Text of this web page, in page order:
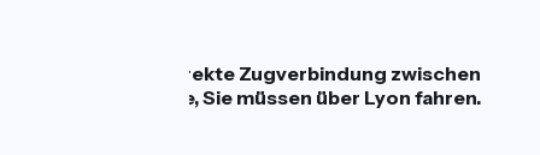
Achtung, keine direkte Zugverbindung zwischen
Givors und Vienne, Sie müssen über Lyon fahren.